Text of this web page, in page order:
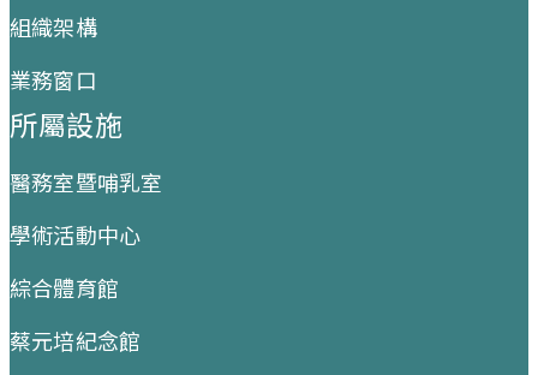
組織架構
業務窗口
所屬設施
醫務室暨哺乳室
學術活動中心
綜合體育館
蔡元培紀念館